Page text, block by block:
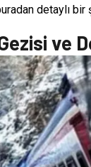
detaylı
ve